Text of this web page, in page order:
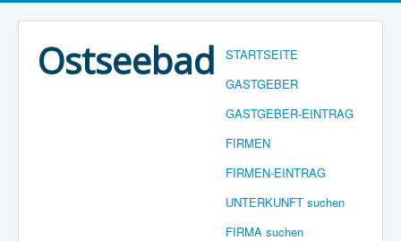
STARTSEITE
GASTGEBER
GASTGEBER-EINTRAG
FIRMEN
FIRMEN-EINTRAG
UNTERKUNFT suchen
FIRMA suchen
Ostseebad